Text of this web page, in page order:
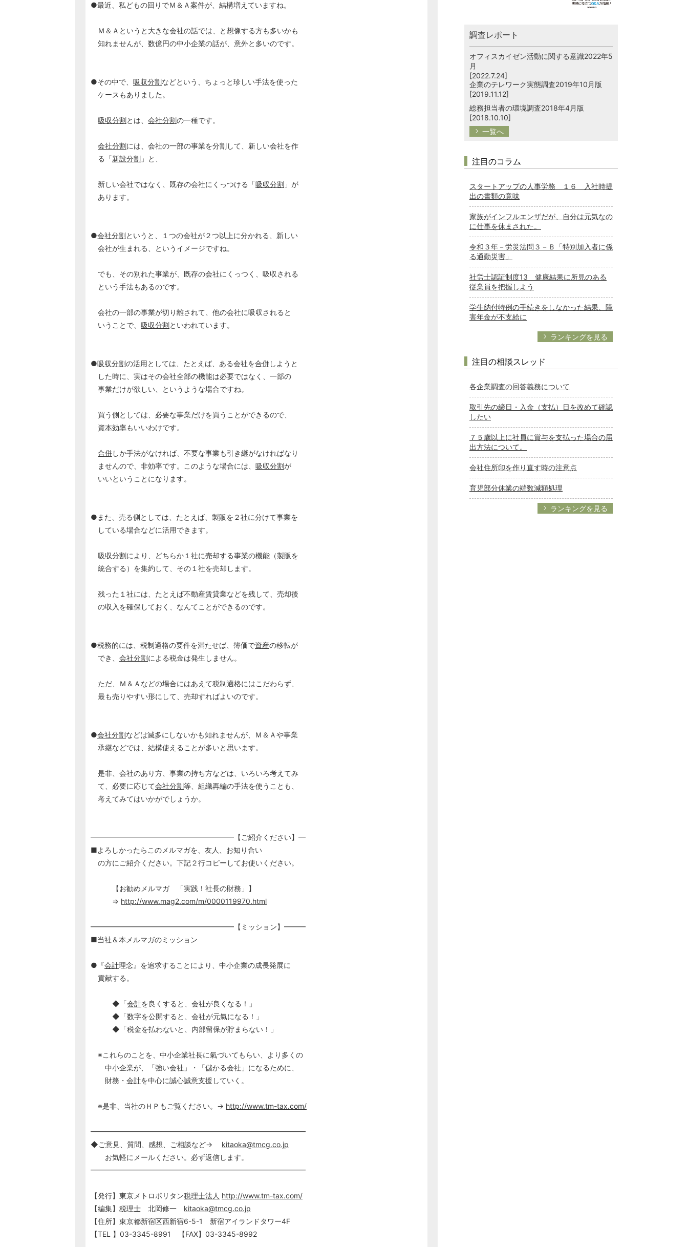
●最近、私どもの回りでＭ＆Ａ案件が、結構増えていますね。
Ｍ＆Ａというと大きな会社の話では、と想像する方も多いかも
知れませんが、数億円の中小企業の話が、意外と多いのです。
●その中で、 吸収分割などという、ちょっと珍しい手法を使った
ケースもありました。
吸収分割とは、 会社分割の一種です。
会社分割には、会社の一部の事業を分割して、新しい会社を作
る「新設分割 」と、
新しい会社ではなく、既存の会社にくっつける「吸収分割 」が
あります。
●会社分割というと、１つの会社が２つ以上に分かれる、新しい
会社が生まれる、というイメージですね。
でも、その別れた事業が、既存の会社にくっつく、吸収される
という手法もあるのです。
会社の一部の事業が切り離されて、他の会社に吸収されると
いうことで、 吸収分割といわれています。
●吸収分割の活用としては、たとえば、ある会社を合併しようと
した時に、実はその会社全部の機能は必要ではなく、一部の
事業だけが欲しい、というような場合ですね。
買う側としては、必要な事業だけを買うことができるので、
資本効率もいいわけです。
合併しか手法がなければ、不要な事業も引き継がなければなり
ませんので、非効率です。このような場合には、 吸収分割が
いいということになります。
●また、売る側としては、たとえば、製販を２社に分けて事業を
している場合などに活用できます。
吸収分割により、どちらか１社に売却する事業の機能（製販を
統合する）を集約して、その１社を売却します。
残った１社には、たとえば不動産賃貸業などを残して、売却後
の収入を確保しておく、なんてことができるのです。
●税務的には、税制適格の要件を満たせば、簿価で資産の移転が
でき、 会社分割による税金は発生しません。
ただ、Ｍ＆Ａなどの場合にはあえて税制適格にはこだわらず、
最も売りやすい形にして、売却すればよいのです。
●会社分割などは滅多にしないかも知れませんが、Ｍ＆Ａや事業
承継などでは、結構使えることが多いと思います。
是非、会社のあり方、事業の持ち方などは、いろいろ考えてみ
て、必要に応じて会社分割等、組織再編の手法を使うことも、
考えてみてはいかがでしょうか。
━━━━━━━━━━━━━━━━━━━━【ご紹介ください】━
■よろしかったらこのメルマガを、友人、お知り合い
の方にご紹介ください。下記２行コピーしてお使いください。
【お勧めメルマガ 「実践！社長の財務」】
⇒ http://www.mag2.com/m/0000119970.html
━━━━━━━━━━━━━━━━━━━━【ミッション】━━━
■当社＆本メルマガのミッション
●『会計理念』を追求することにより、中小企業の成長発展に
貢献する。
◆「会計を良くすると、会社が良くなる！」
◆「数字を公開すると、会社が元氣になる！」
◆「税金を払わないと、内部留保が貯まらない！」
※これらのことを、中小企業社長に氣づいてもらい、より多くの
中小企業が、「強い会社」・「儲かる会社」になるために、
財務・ 会計を中心に誠心誠意支援していく。
※是非、当社のＨＰもご覧ください。→ http://www.tm-tax.com/
━━━━━━━━━━━━━━━━━━━━━━━━━━━━━━
◆ご意見、質問、感想、ご相談など→ kitaoka@tmcg.co.jp
お気軽にメールください。必ず返信します。
━━━━━━━━━━━━━━━━━━━━━━━━━━━━━━
【発行】東京メトロポリタン税理士法人 http://www.tm-tax.com/
【編集】 税理士 北岡修一 kitaoka@tmcg.co.jp
【住所】東京都新宿区西新宿6-5-1 新宿アイランドタワー4F
【TEL 】03-3345-8991 【FAX】03-3345-8992
調査レポート
オフィスカイゼン活動に関する意識2022年5
月
[2022.7.24]
企業のテレワーク実態調査2019年10月版
[2019.11.12]
総務担当者の環境調査2018年4月版
[2018.10.10]
一覧へ
注目のコラム
スタートアップの人事労務 １６ 入社時提
出の書類の意味
家族がインフルエンザだが、自分は元気なの
に仕事を休まされた。
令和３年－労災法問３－Ｂ「特別加入者に係
る通勤災害」
社労士認証制度13 健康結果に所見のある
従業員を把握しよう
学生納付特例の手続きをしなかった結果、障
害年金が不支給に
ランキングを見る
注目の相談スレッド
各企業調査の回答義務について
取引先の締日・入金（支払）日を改めて確認
したい
７５歳以上に社員に賞与を支払った場合の届
出方法について。
会社住所印を作り直す時の注意点
育児部分休業の端数減額処理
ランキングを見る